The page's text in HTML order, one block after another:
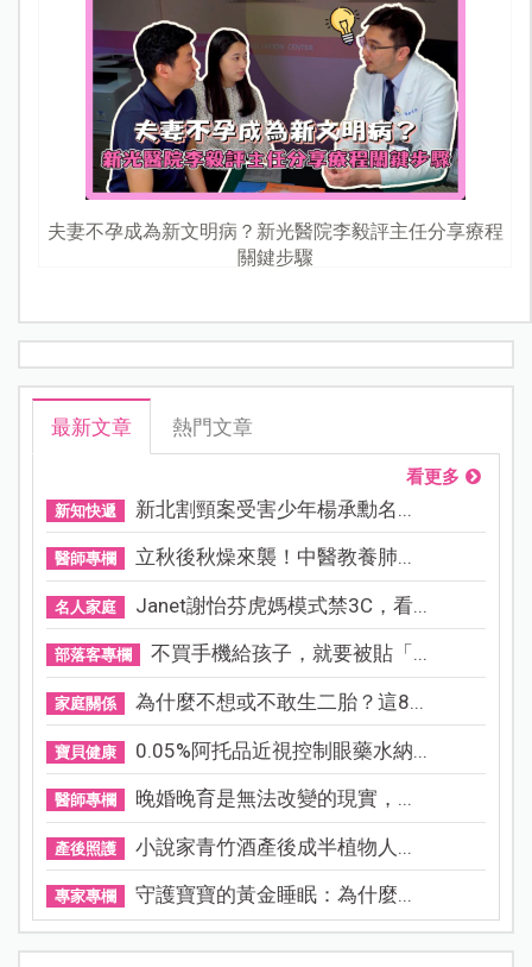
夫妻不孕成為新文明病？新光醫院李毅評主任分享療程
關鍵步驟
最新文章 熱門文章
看更多
新知快遞 新北割頸案受害少年楊承勳名...
醫師專欄 立秋後秋燥來襲！中醫教養肺...
名人家庭 Janet謝怡芬虎媽模式禁3C，看...
部落客專欄 不買手機給孩子，就要被貼「...
家庭關係 為什麼不想或不敢生二胎？這8...
寶貝健康 0.05%阿托品近視控制眼藥水納...
醫師專欄 晚婚晚育是無法改變的現實，...
產後照護 小說家青竹酒產後成半植物人...
專家專欄 守護寶寶的黃金睡眠：為什麼...